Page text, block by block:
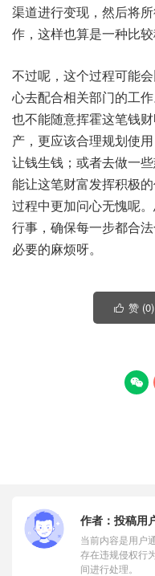
渠道进行变现，然后将
作，这样也算是一种比较
不过呢，这个过程可能
心去配合相关部门的工
也不能随意挥霍这笔钱
产，更应该合理规划使
让钱生钱；或者去做一
能让这笔财富发挥积极
过程中更加问心无愧呢
行事，确保每一步都合
必要的麻烦呀。
 赞 (0)

作者： 投稿用
当前内容是用户
存在违规侵权行
间进行处理。